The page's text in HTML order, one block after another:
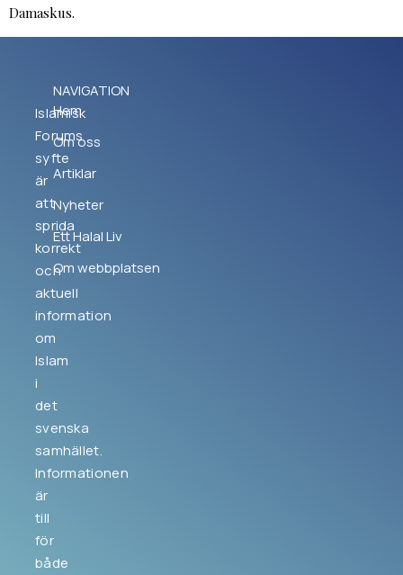
Damaskus.
Islamisk
Forums
syfte
är
att
sprida
korrekt
och
aktuell
information
om
Islam
i
det
svenska
samhället.
Informationen
är
till
för
både
NAVIGATION
Hem
Om oss
Artiklar
Nyheter
Ett Halal Liv
Om webbplatsen